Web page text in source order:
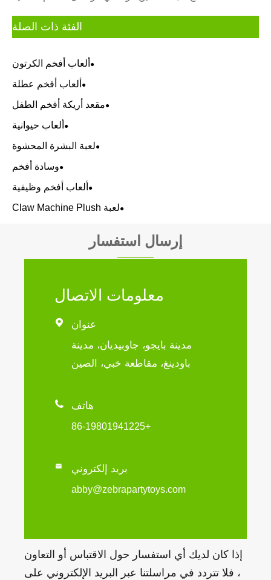
الفئة ذات الصلة
ألعاب أفخم الكرتون
ألعاب أفخم عطلة
مقعد أريكة أفخم الطفل
ألعاب حيوانية
لعبة البشرة المحشوة
وسادة أفخم
ألعاب أفخم وظيفية
لعبة Claw Machine Plush
إرسال استفسار
معلومات الاتصال

عنوان
مدينة بايجو، جاوبيديان، مدينة
باودينغ، مقاطعة خبي، الصين
 هاتف
+86-19801941225
 بريد إلكتروني
abby@zebrapartytoys.com
إذا كان لديك أي استفسار حول الاقتباس أو التعاون
، فلا تتردد في مراسلتنا عبر البريد الإلكتروني على